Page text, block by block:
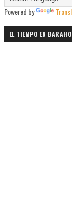
Powered by
EL TIEMPO EN